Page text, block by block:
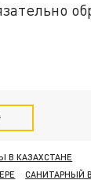
В КАЗАХСТАНЕ
САНИТАРНЫЙ